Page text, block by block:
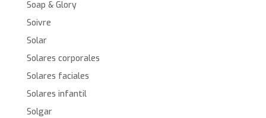
Soap & Glory
Soivre
Solar
Solares corporales
Solares faciales
Solares infantil
Solgar